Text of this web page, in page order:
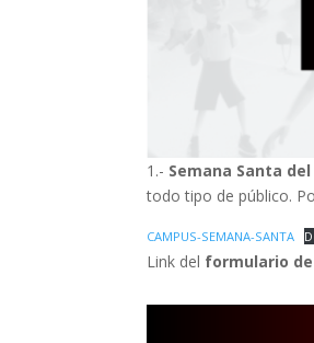
1.- Semana Santa
todo tipo de público.
CAMPUS-SEMANA-SANTA
Link del formulario de